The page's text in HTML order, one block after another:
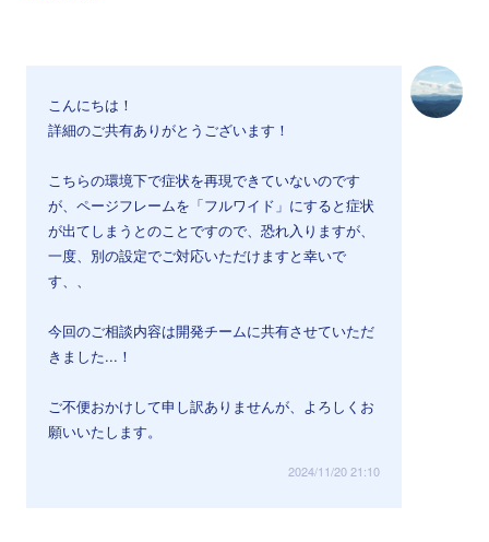
こんにちは！
詳細のご共有ありがとうございます！
こちらの環境下で症状を再現できていないのです
が、ページフレームを「フルワイド」にすると症状
が出てしまうとのことですので、恐れ入りますが、
一度、別の設定でご対応いただけますと幸いで
す、、
今回のご相談内容は開発チームに共有させていただ
きました...！
ご不便おかけして申し訳ありませんが、よろしくお
願いいたします。
2024/11/20 21:10